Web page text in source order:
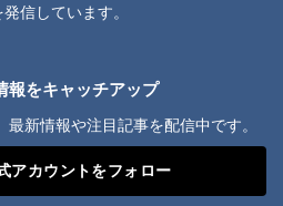
信しています。
をキャッチアップ
新情報や注目記事を配信中です。
カウントをフォロー